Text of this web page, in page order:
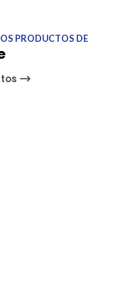
PRODUCTOS DE